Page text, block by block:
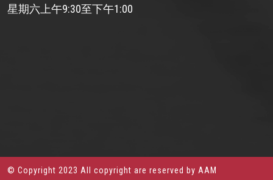
星期六上午9:30至下午1:00
© Copyright 2023 All copyright are reserved by AAM